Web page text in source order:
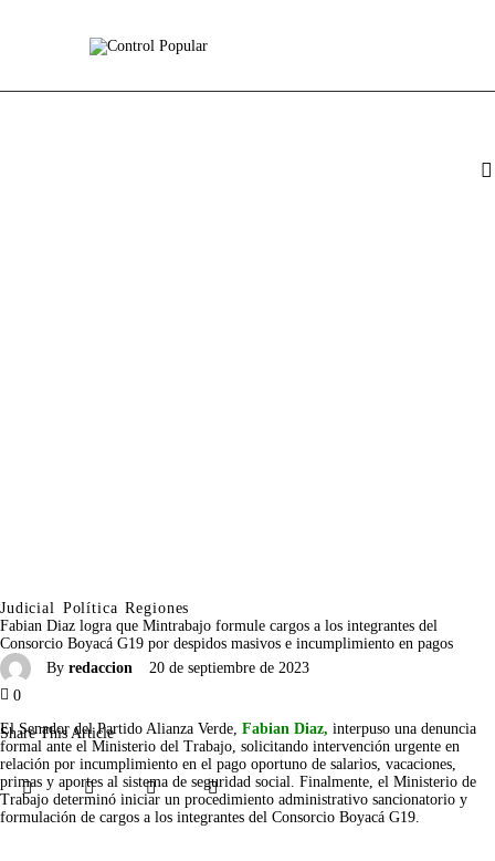
Judicial Política Regiones
Fabian Diaz logra que Mintrabajo formule cargos a los integrantes del
Consorcio Boyacá G19 por despidos masivos e incumplimiento en pagos
By redaccion
20 de septiembre de 2023
0
Share This Article
El Senador del Partido Alianza Verde, Fabian Diaz, interpuso una denuncia
formal ante el Ministerio del Trabajo, solicitando intervención urgente en
relación por incumplimiento en el pago oportuno de salarios, vacaciones,
primas y aportes al sistema de seguridad social. Finalmente, el Ministerio de
Trabajo determinó iniciar un procedimiento administrativo sancionatorio y
formulación de cargos a los integrantes del Consorcio Boyacá G19.